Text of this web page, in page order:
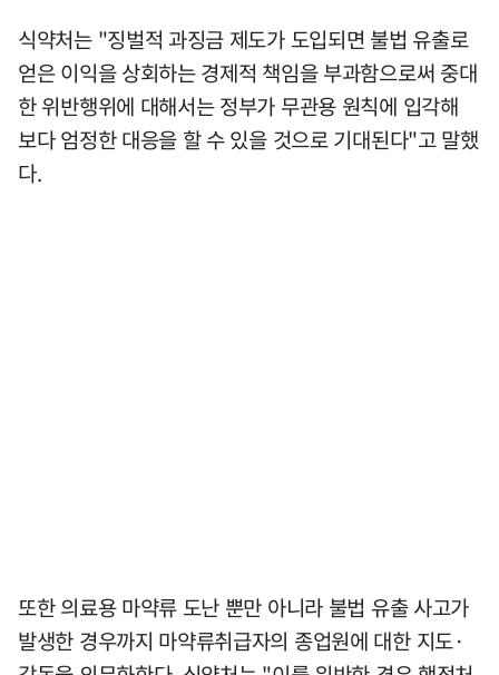
식약처는 "징벌적 과징금 제도가 도입되면 불법 유출로
얻은 이익을 상회하는 경제적 책임을 부과함으로써 중대
한 위반행위에 대해서는 정부가 무관용 원칙에 입각해
보다 엄정한 대응을 할 수 있을 것으로 기대된다"고 말했
다.
또한 의료용 마약류 도난 뿐만 아니라 불법 유출 사고가
발생한 경우까지 마약류취급자의 종업원에 대한 지도·